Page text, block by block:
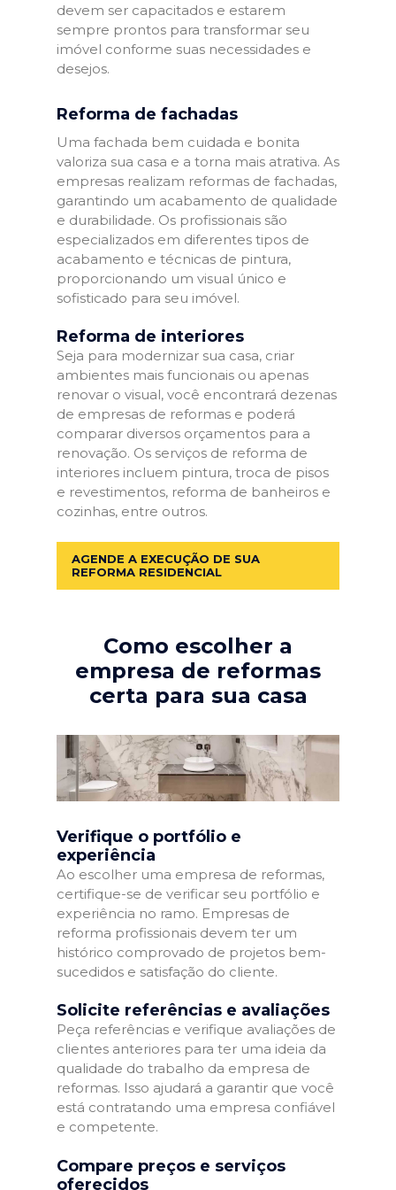
devem ser capacitados e estarem
sempre prontos para transformar seu
imóvel conforme suas necessidades e
desejos.
Reforma de fachadas
Uma fachada bem cuidada e bonita
valoriza sua casa e a torna mais atrativa. As
empresas realizam reformas de fachadas,
garantindo um acabamento de qualidade
e durabilidade. Os profissionais são
especializados em diferentes tipos de
acabamento e técnicas de pintura,
proporcionando um visual único e
sofisticado para seu imóvel.
Reforma de interiores
Seja para modernizar sua casa, criar
ambientes mais funcionais ou apenas
renovar o visual, você encontrará dezenas
de empresas de reformas e poderá
comparar diversos orçamentos para a
renovação. Os serviços de reforma de
interiores incluem pintura, troca de pisos
e revestimentos, reforma de banheiros e
cozinhas, entre outros.
AGENDE A EXECUÇÃO DE SUA
REFORMA RESIDENCIAL
Como escolher a
empresa de reformas
certa para sua casa
Verifique o portfólio e
experiência
Ao escolher uma empresa de reformas,
certifique-se de verificar seu portfólio e
experiência no ramo. Empresas de
reforma profissionais devem ter um
histórico comprovado de projetos bem-
sucedidos e satisfação do cliente.
Solicite referências e avaliações
Peça referências e verifique avaliações de
clientes anteriores para ter uma ideia da
qualidade do trabalho da empresa de
reformas. Isso ajudará a garantir que você
está contratando uma empresa confiável
e competente.
Compare preços e serviços
oferecidos